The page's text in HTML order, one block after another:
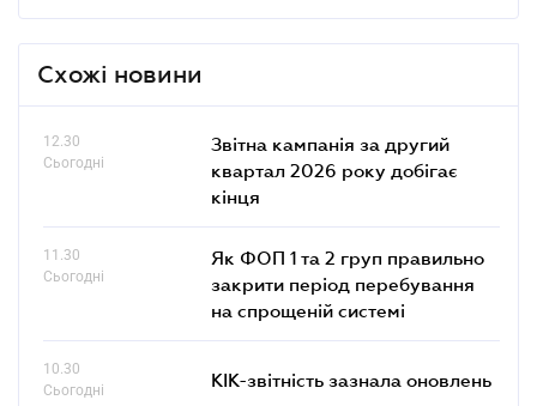
Схожі новини
12.30
Сьогодні
Звітна кампанія за другий
квартал 2026 року добігає
кінця
11.30
Сьогодні
Як ФОП 1 та 2 груп правильно
закрити період перебування
на спрощеній системі
10.30
Сьогодні
КІК-звітність зазнала оновлень